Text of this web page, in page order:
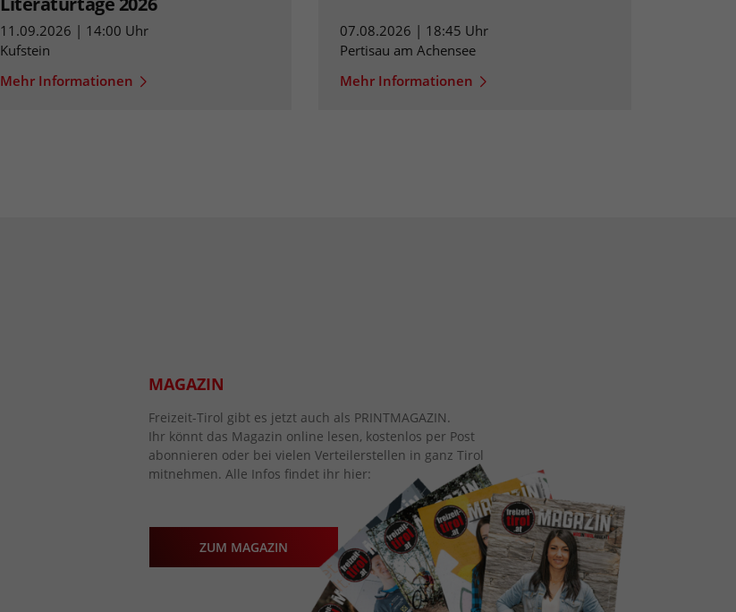
11.09.2026 | 14:00 Uhr
Kufstein
Mehr Informationen
07.08.2026 | 18:45 Uhr
Pertisau am Achensee
Mehr Informationen
MAGAZIN
Freizeit-Tirol gibt es jetzt auch als PRINTMAGAZIN.
Ihr könnt das Magazin online lesen, kostenlos per Post
abonnieren oder bei vielen Verteilerstellen in ganz Tirol
mitnehmen. Alle Infos findet ihr hier:
ZUM MAGAZIN